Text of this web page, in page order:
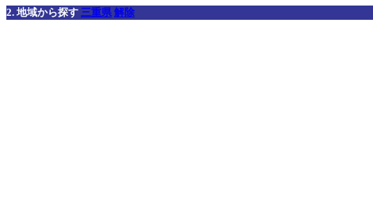
2. 地域から探す 三重県 解除